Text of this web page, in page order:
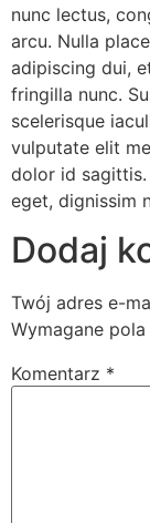
nunc lectus,
arcu. Nulla
adipiscing dui,
fringilla nunc.
scelerisque
vulputate elit
dolor id
eget, dignissim
Dodaj
Twój adres e-
Wymagane
Komentarz *